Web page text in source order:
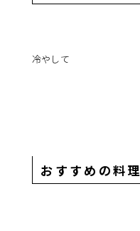
冷やして
おすすめの料理